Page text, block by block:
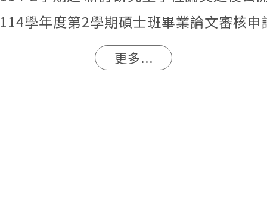
114學年度第2學期碩士班畢業論文審核申
更多...